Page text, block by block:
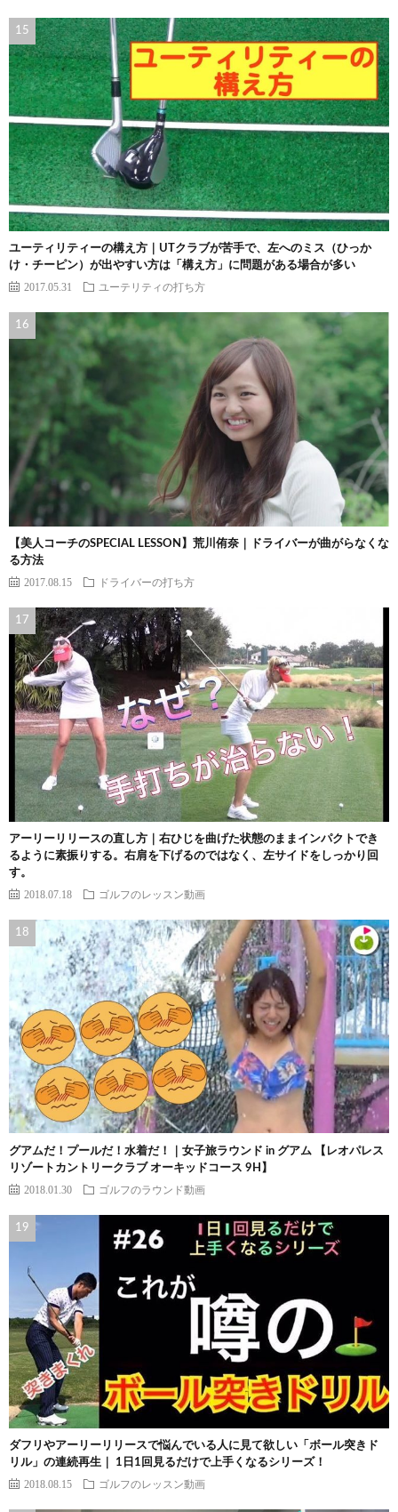
ユーティリティーの構え方｜UTクラブが苦手で、左へのミス（ひっか
け・チーピン）が出やすい方は「構え方」に問題がある場合が多い
2017.05.31 ユーテリティの打ち方
【美人コーチのSPECIAL LESSON】荒川侑奈｜ドライバーが曲がらなくな
る方法
2017.08.15 ドライバーの打ち方
アーリーリリースの直し方｜右ひじを曲げた状態のままインパクトでき
るように素振りする。右肩を下げるのではなく、左サイドをしっかり回
す。
2018.07.18 ゴルフのレッスン動画
グアムだ！プールだ！水着だ！｜女子旅ラウンド in グアム 【レオパレス
リゾートカントリークラブ オーキッドコース 9H】
2018.01.30 ゴルフのラウンド動画
ダフリやアーリーリリースで悩んでいる人に見て欲しい「ボール突きド
リル」の連続再生｜ 1日1回見るだけで上手くなるシリーズ！
2018.08.15 ゴルフのレッスン動画